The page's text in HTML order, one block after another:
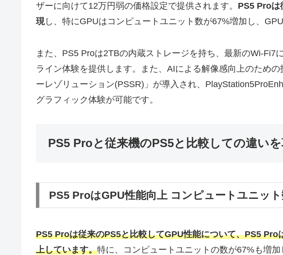
ザーに向けて12万円弱の価格設定で提供されます。 PS5 Proは
現し、特にGPUはコンピュートユニット数が67%増加し、
また、PS5 Proは2TBの内蔵ストレージを持ち、最新のWi-Fi7
ライン体験を提供します。また、AIによる解像感向上のため
ーレゾリューション(PSSR)」が導入され、
グラフィック体験が可能です。
PS5 Proと従来機のPS5と比較しての違い
PS5 ProはGPU性能向上 コンピュートユニッ
PS5 Proは従来のPS5と比較してGPU性能について、PS5 Pro
上しています。特に、コンピュートユニットの数が67%も増